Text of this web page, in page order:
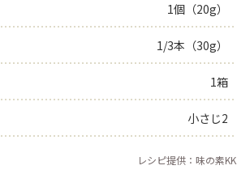
トーク
よくあるお問い合わせ
AJINOMOTO PARK とは
1個（20g）
1/3本（30g）
1箱
小さじ2
レシピ提供：味の素KK